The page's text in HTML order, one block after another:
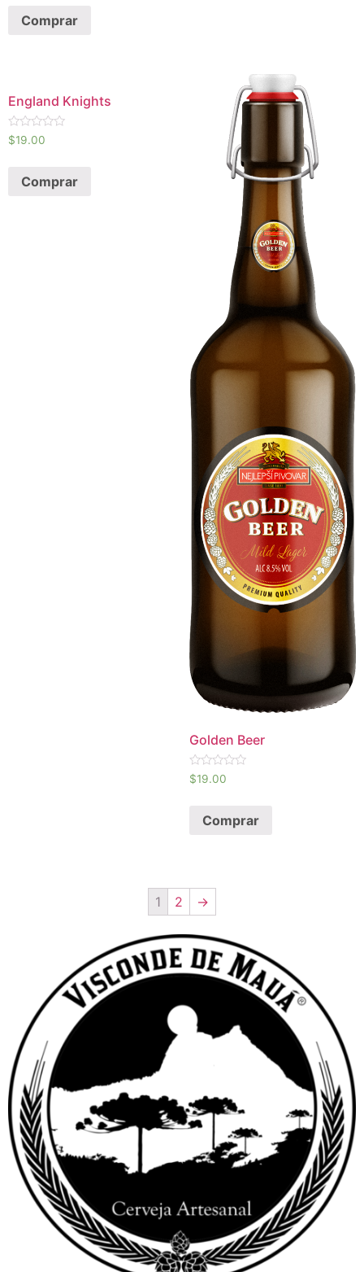
Comprar
England Knights
Avaliação
0
$19.00
Comprar
Golden Beer
Avaliação
0
$19.00
Comprar
1 2 →